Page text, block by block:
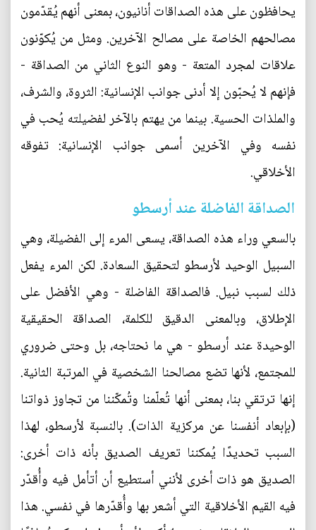
يحافظون على هذه الصداقات أنانيون، بمعنى أنهم يُقدّمون
مصالحهم الخاصة على مصالح الآخرين. ومثل من يُكوّنون
علاقات لمجرد المتعة - وهو النوع الثاني من الصداقة -
فإنهم لا يُحبّون إلا أدنى جوانب الإنسانية: الثروة، والشرف،
والملذات الحسية. بينما من يهتم بالآخر لفضيلته يُحب في
نفسه وفي الآخرين أسمى جوانب الإنسانية: تفوقه
الأخلاقي.
الصداقة الفاضلة عند أرسطو
بالسعي وراء هذه الصداقة، يسعى المرء إلى الفضيلة، وهي
السبيل الوحيد لأرسطو لتحقيق السعادة. لكن المرء يفعل
ذلك لسبب نبيل. فالصداقة الفاضلة - وهي الأفضل على
الإطلاق، وبالمعنى الدقيق للكلمة، الصداقة الحقيقية
الوحيدة عند أرسطو - هي ما نحتاجه، بل وحتى ضروري
للمجتمع، لأنها تضع مصالحنا الشخصية في المرتبة الثانية.
إنها ترتقي بنا، بمعنى أنها تُعلّمنا وتُمكّننا من تجاوز ذواتنا
(بإبعاد أنفسنا عن مركزية الذات). بالنسبة لأرسطو، لهذا
السبب تحديدًا يُمكننا تعريف الصديق بأنه ذات أخرى:
الصديق هو ذات أخرى لأنني أستطيع أن أتأمل فيه وأُقدّر
فيه القيم الأخلاقية التي أشعر بها وأُقدّرها في نفسي. هذا